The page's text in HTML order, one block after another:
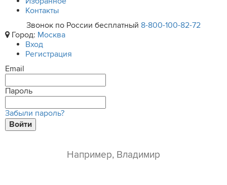
Контакты
Звонок по России бесплатный 8-800-100-82-72
Город: Москва
Вход
Регистрация
Email
Пароль
Забыли пароль?
Войти